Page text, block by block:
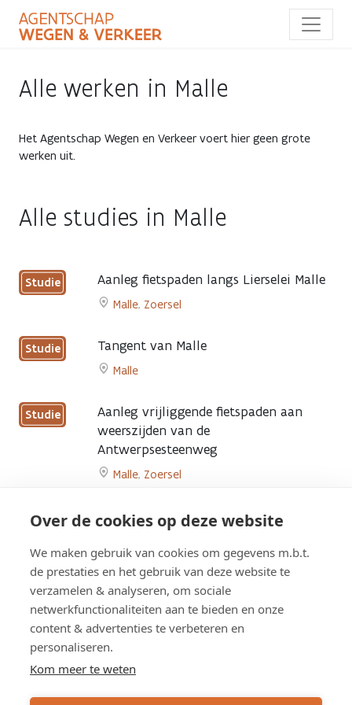
Over de cookies op deze website
We maken gebruik van cookies om gegevens m.b.t.
de prestaties en het gebruik van deze website te
verzamelen & analyseren, om sociale
netwerkfunctionaliteiten aan te bieden en onze
content & advertenties te verbeteren en
personaliseren.
Kom meer te weten
naar
inhoud
gaanAlle werken in Malle
Het Agentschap Wegen en Verkeer voert hier geen grote
werken uit.
Alle studies in Malle
Studie Aanleg fietspaden langs Lierselei Malle
Malle, Zoersel
to
Aanleg
fietspaden
Lierselei
Malle
page
Studie Tangent van Malle
Malle
to
Tangent
van
Malle
page
Studie
Aanleg vrijliggende fietspaden aan
weerszijden van de
Antwerpsesteenweg
Malle, Zoersel
Aanleg
fietspaden
aan
weerszijden
van
de
Antwerpsesteenweg
page
Studie
Aanleg Hoppinpunt ‘De Wissel’ op
Turnhoutsebaan
Malle
Go
to
Aanleg
Hoppinpunt
‘De
Wissel’
op
Turnhoutsebaan
Overzicht werken